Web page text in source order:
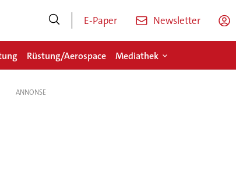
E-Paper Newsletter
Rüstung/Aerospace Mediathek